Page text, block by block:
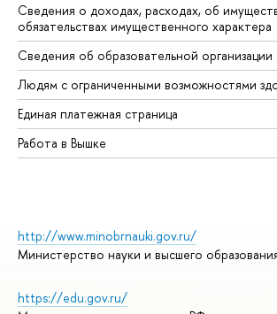
Сведения о доходах, расходах, об
обязательствах имущественного характера
Сведения об образовательной организации
Людям с ограниченными возможностями
Единая платежная страница
Работа в Вышке
http://www.minobrnauki.gov.ru/
Министерство науки и высшего
https://edu.gov.ru/